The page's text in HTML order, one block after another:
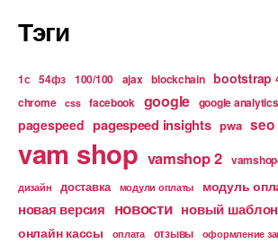
Тэги
1с 54фз 100/100 ajax blockchain bootstrap
chrome css facebook google google analytics
pagespeed pagespeed insights pwa seo
vam shop vamshop 2
дизайн доставка модули оплаты модуль
новая версия новости новый шаблон
онлайн кассы оплата отзывы оформление